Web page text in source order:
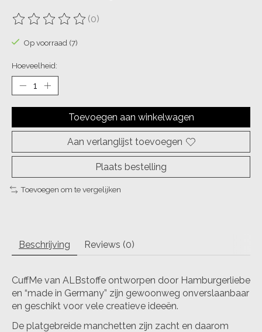
De beoordeling van dit product is
(0)
Op voorraad (7)
Hoeveelheid:
Toevoegen aan winkelwagen
Aan verlanglijst toevoegen
Plaats bestelling
Toevoegen om te vergelijken
Beschrijving Reviews (0)
CuffMe van ALBstoffe ontworpen door Hamburgerliebe
en “made in Germany” zijn gewoonweg onverslaanbaar
en geschikt voor vele creatieve ideeën.
De platgebreide manchetten zijn zacht en daarom